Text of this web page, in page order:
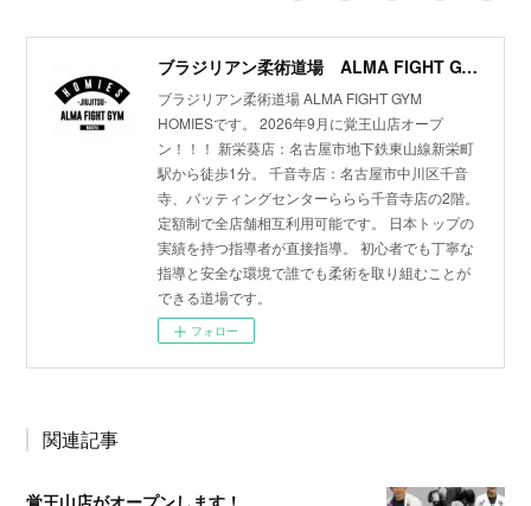
ブラジリアン柔術道場 ALMA FIGHT GYM HOMIES(ホーミーズ)
ブラジリアン柔術道場 ALMA FIGHT GYM
HOMIESです。 2026年9月に覚王山店オープ
ン！！！ 新栄葵店：名古屋市地下鉄東山線新栄町
駅から徒歩1分。 千音寺店：名古屋市中川区千音
寺、バッティングセンターららら千音寺店の2階。
定額制で全店舗相互利用可能です。 日本トップの
実績を持つ指導者が直接指導。 初心者でも丁寧な
指導と安全な環境で誰でも柔術を取り組むことが
できる道場です。
フォロー
関連記事
覚王山店がオープンします！